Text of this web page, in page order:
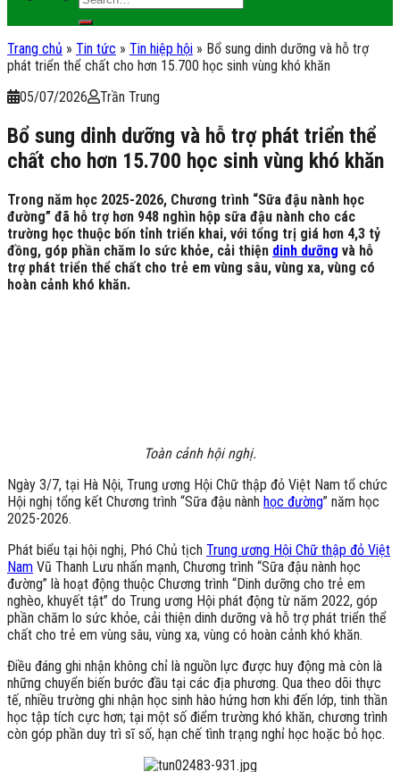
Trang chủ » Tin tức » Tin hiệp hội » Bổ sung dinh dưỡng và hỗ trợ
phát triển thể chất cho hơn 15.700 học sinh vùng khó khăn
05/07/2026
Trần Trung
Bổ sung dinh dưỡng và hỗ trợ phát triển thể
chất cho hơn 15.700 học sinh vùng khó khăn
Trong năm học 2025-2026, Chương trình “Sữa đậu nành học
đường” đã hỗ trợ hơn 948 nghìn hộp sữa đậu nành cho các
trường học thuộc bốn tỉnh triển khai, với tổng trị giá hơn 4,3 tỷ
đồng, góp phần chăm lo sức khỏe, cải thiện dinh dưỡng và hỗ
trợ phát triển thể chất cho trẻ em vùng sâu, vùng xa, vùng có
hoàn cảnh khó khăn.
Toàn cảnh hội nghị.
Ngày 3/7, tại Hà Nội, Trung ương Hội Chữ thập đỏ Việt Nam tổ chức
Hội nghị tổng kết Chương trình “Sữa đậu nành học đường” năm học
2025-2026.
Phát biểu tại hội nghị, Phó Chủ tịch Trung ương Hội Chữ thập đỏ Việt
Nam Vũ Thanh Lưu nhấn mạnh, Chương trình “Sữa đậu nành học
đường” là hoạt động thuộc Chương trình “Dinh dưỡng cho trẻ em
nghèo, khuyết tật” do Trung ương Hội phát động từ năm 2022, góp
phần chăm lo sức khỏe, cải thiện dinh dưỡng và hỗ trợ phát triển thể
chất cho trẻ em vùng sâu, vùng xa, vùng có hoàn cảnh khó khăn.
Điều đáng ghi nhận không chỉ là nguồn lực được huy động mà còn là
những chuyển biến bước đầu tại các địa phương. Qua theo dõi thực
tế, nhiều trường ghi nhận học sinh hào hứng hơn khi đến lớp, tinh thần
học tập tích cực hơn; tại một số điểm trường khó khăn, chương trình
còn góp phần duy trì sĩ số, hạn chế tình trạng nghỉ học hoặc bỏ học.